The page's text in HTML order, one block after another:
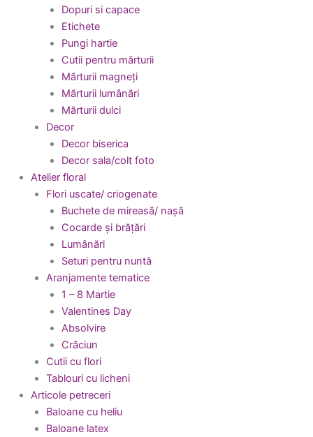
Dopuri si capace
Etichete
Pungi hartie
Cutii pentru mărturii
Mărturii magneți
Mărturii lumânări
Mărturii dulci
Decor
Decor biserica
Decor sala/colt foto
Atelier floral
Flori uscate/ criogenate
Buchete de mireasă/ nașă
Cocarde și brățări
Lumânări
Seturi pentru nuntă
Aranjamente tematice
1 – 8 Martie
Valentines Day
Absolvire
Crăciun
Cutii cu flori
Tablouri cu licheni
Articole petreceri
Baloane cu heliu
Baloane latex